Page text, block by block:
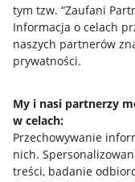
tym tzw. “Zaufani
Informacja o celach
naszych partnerów
prywatności.
My i nasi partnerzy
w celach:
Przechowywanie
nich.
treści, badanie
Przydatne
Jak to działa
Allegro Gadane dla
Allegro Gadane dla
Mapa miejscowości